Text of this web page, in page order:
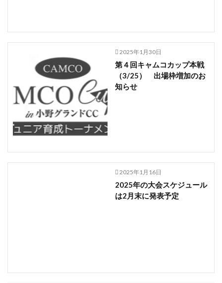
2025年1月30日
第４回キャムコカップ本戦
（3/25） 出場枠増加のお
知らせ
2025年1月16日
2025年の大会スケジュール
は2月末に発表予定